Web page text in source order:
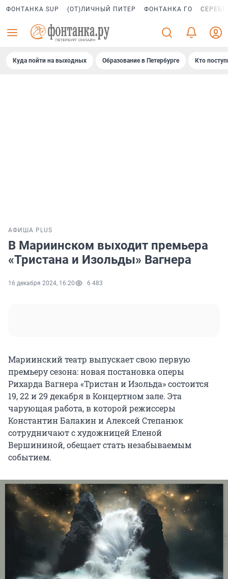
ФОНТАНКА SUP (ОТ)ЛИЧНЫЙ ПИТЕР ФОНТАНКА ГО
Куда пойти на выходных Образование в Петербурге Кто
АФИША PLUS
В Мариинском выходит премьера
«Тристана и Изольды» Вагнера
16 декабря 2024, 16:20 6 483
Мариинский театр выпускает свою первую
премьеру сезона: новая постановка оперы
Рихарда Вагнера «Тристан и Изольда» состоится
19, 22 и 29 декабря в Концертном зале. Эта
чарующая работа, в которой режиссеры
Константин Балакин и Алексей Степанюк
сотрудничают с художницей Еленой
Вершининой, обещает стать незабываемым
событием.